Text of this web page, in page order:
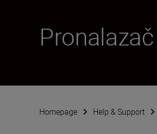
Homepage Help & Support